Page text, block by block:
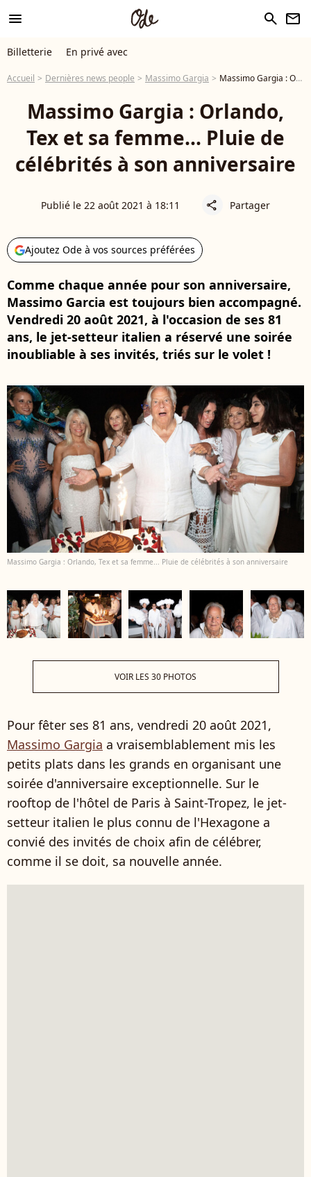
menu search newsletter
Billetterie En privé avec
Accueil Dernières news people Massimo Gargia Massimo Gargia : Orlando, Tex et sa femme... Pluie de célébrités à son anniversaire
Massimo Gargia : Orlando,
Tex et sa femme... Pluie de
célébrités à son anniversaire
Publié le 22 août 2021 à 18:11 share Partager
Ajoutez Ode à vos sources préférées
Comme chaque année pour son anniversaire,
Massimo Garcia est toujours bien accompagné.
Vendredi 20 août 2021, à l'occasion de ses 81
ans, le jet-setteur italien a réservé une soirée
inoubliable à ses invités, triés sur le volet !
Massimo Gargia : Orlando, Tex et sa femme... Pluie de célébrités à son anniversaire
VOIR LES 30 PHOTOS
Pour fêter ses 81 ans, vendredi 20 août 2021,
Massimo Gargia a vraisemblablement mis les
petits plats dans les grands en organisant une
soirée d'anniversaire exceptionnelle. Sur le
rooftop de l'hôtel de Paris à Saint-Tropez, le jet-
setteur italien le plus connu de l'Hexagone a
convié des invités de choix afin de célébrer,
comme il se doit, sa nouvelle année.